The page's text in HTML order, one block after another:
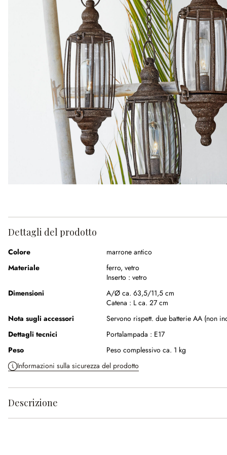
Dettagli del prodotto
Colore
marrone antico
Materiale
ferro, vetro
Inserto : vetro
Dimensioni
A/Ø ca. 63,5/11,5 cm
Catena : L ca. 27 cm
Nota sugli accessori
Servono rispett. due batterie AA (non
Dettagli tecnici
Portalampada : E17
Peso
Peso complessivo ca. 1 kg
Informazioni sulla sicurezza del prodotto
Descrizione